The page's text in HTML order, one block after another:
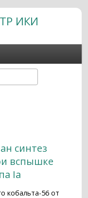
ИКИ
синтез
вспышке
Ia
кобальта-56 от